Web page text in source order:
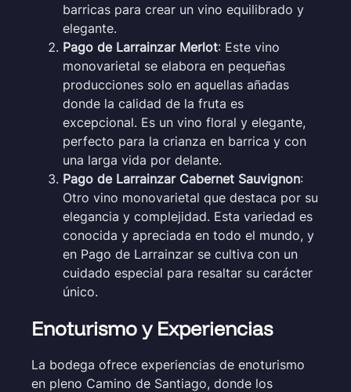
barricas para crear un vino equilibrado y
elegante.
Pago de Larrainzar Merlot: Este vino
monovarietal se elabora en pequeñas
producciones solo en aquellas añadas
donde la calidad de la fruta es
excepcional. Es un vino floral y elegante,
perfecto para la crianza en barrica y con
una larga vida por delante.
Pago de Larrainzar Cabernet Sauvignon:
Otro vino monovarietal que destaca por su
elegancia y complejidad. Esta variedad es
conocida y apreciada en todo el mundo, y
en Pago de Larrainzar se cultiva con un
cuidado especial para resaltar su carácter
único.
Enoturismo y Experiencias
La bodega ofrece experiencias de enoturismo
en pleno Camino de Santiago, donde los